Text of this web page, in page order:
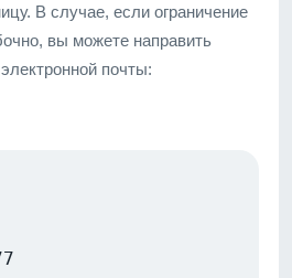
В случае, если ограничение
вы можете направить
почты: